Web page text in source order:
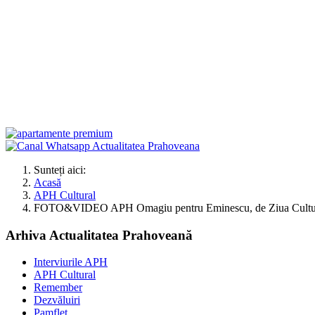
Sunteți aici:
Acasă
APH Cultural
FOTO&VIDEO APH Omagiu pentru Eminescu, de Ziua
Arhiva Actualitatea Prahoveană
Interviurile APH
APH Cultural
Remember
Dezvăluiri